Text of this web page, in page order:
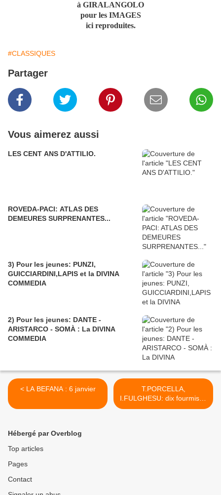
à GIRALANGOLO
pour les IMAGES
ici reproduites.
#CLASSIQUES
Partager
Vous aimerez aussi
LES CENT ANS D'ATTILIO.
ROVEDA-PACI: ATLAS DES
DEMEURES SURPRENANTES...
3) Pour les jeunes: PUNZI,
GUICCIARDINI,LAPIS et la DIVINA
COMMEDIA
2) Pour les jeunes: DANTE -
ARISTARCO - SOMÀ : La DIVINA
COMMEDIA
< LA BEFANA : 6 janvier
T.PORCELLA,
I.FULGHESU: dix fourmis et
un fourmilier: Ernesto >
Hébergé par Overblog
Top articles
Pages
Contact